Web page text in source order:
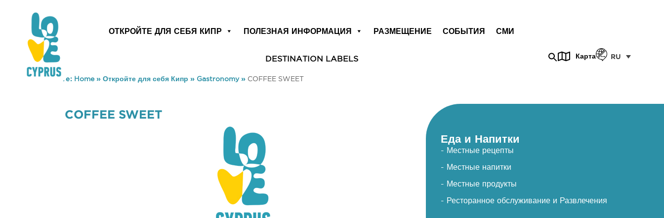
ОТКРОЙТЕ ДЛЯ СЕБЯ КИПР ПОЛЕЗНАЯ ИНФОРМАЦИЯ РАЗМЕЩЕНИЕ СОБЫТИЯ СМИ
DESTINATION LABELS Карта RU
You are here: Home» Откройте для себя Кипр » Gastronomy» COFFEE SWEET
COFFEE SWEET
Еда и Напитки
- Местные рецепты
- Местные напитки
- Местные продукты
- Ресторанное обслуживание и Развлечения